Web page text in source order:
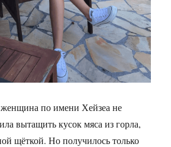
по имени Хейзеа не
вытащить кусок мяса из горла,
щёткой. Но получилось только